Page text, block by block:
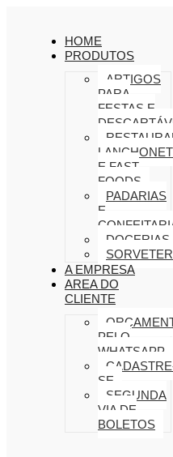
HOME
PRODUTOS
ARTIGOS
PARA
FESTAS E
E FAST
FOODS
PADARIAS
E
DOCERIAS
A EMPRESA
AREA DO
CLIENTE
PELO
WHATSAPP
SE
SEGUNDA
VIA DE
BOLETOS